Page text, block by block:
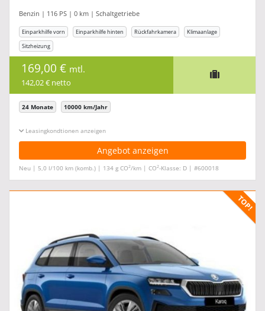
Benzin | 116 PS | 0 km | Schaltgetriebe
Einparkhilfe vorn Einparkhilfe hinten Rückfahrkamera
Klimaanlage
Sitzheizung
169,00 € mtl.
142,02 € netto
24 Monate 10000 km/Jahr
Leasingkonditionen ein-/ausblenden
Angebot anzeigen
Neu | 5,0 l/100 km (komb.) | 134 g CO2/km | CO2-Klasse: D | #600018